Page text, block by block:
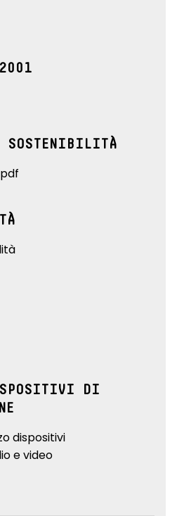
DI
dispositivi
e video